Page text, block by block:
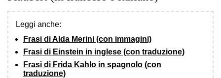
Leggi anche:
Frasi di Alda Merini (con immagini)
Frasi di Einstein in inglese (con traduzione)
Frasi di Frida Kahlo in spagnolo (con
traduzione)